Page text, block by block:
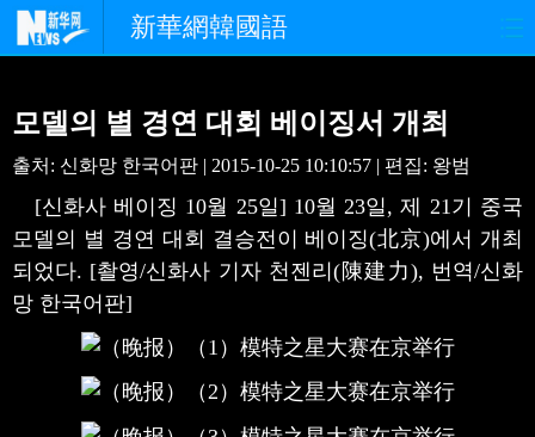
新華網韓國語
중한교류 핫 TV 문화
연예 관광 오피니언
생생 중국어
모델의 별 경연 대회 베이징서 개최
출처: 신화망 한국어판 | 2015-10-25 10:10:57 | 편집: 왕범
[신화사 베이징 10월 25일] 10월 23일, 제 21기 중국
모델의 별 경연 대회 결승전이 베이징(北京)에서 개최
되었다. [촬영/신화사 기자 천젠리(陳建力), 번역/신화
망 한국어판]